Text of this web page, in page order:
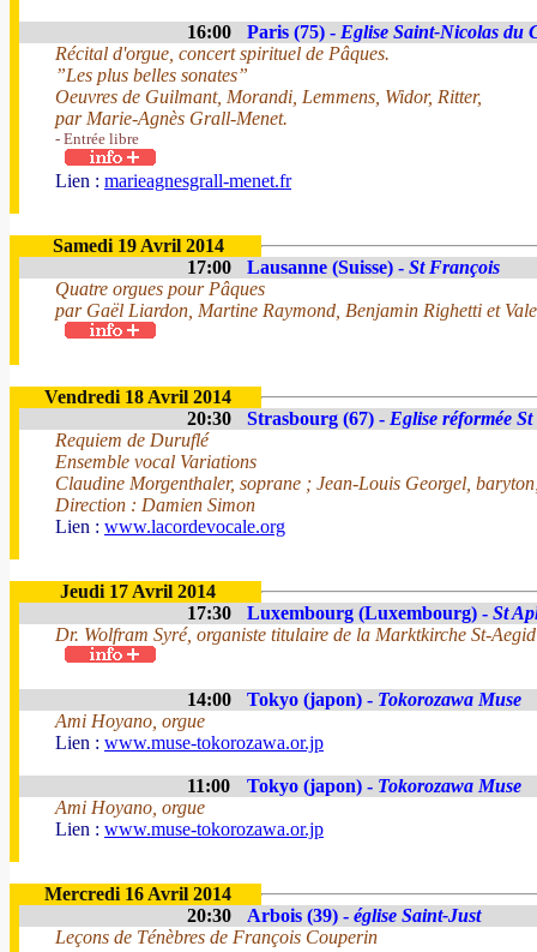
16:00 Paris (75) - Eglise Saint-Nicolas du
Récital d'orgue, concert spirituel de Pâques.
”Les plus belles sonates”
Oeuvres de Guilmant, Morandi, Lemmens, Widor, Ritter,
par Marie-Agnès Grall-Menet.
- Entrée libre
Lien : marieagnesgrall-menet.fr
Samedi 19 Avril 2014
17:00
Lausanne (Suisse) - St François
Quatre orgues pour Pâques
par Gaël Liardon, Martine Raymond, Benjamin Righetti et
Vendredi 18 Avril 2014
20:30
Strasbourg (67) - Eglise réformée
Requiem de Duruflé
Ensemble vocal Variations
Claudine Morgenthaler, soprane ; Jean-Louis Georgel,
Direction : Damien Simon
Lien : www.lacordevocale.org
Jeudi 17 Avril 2014
17:30
Luxembourg (Luxembourg) - St
Dr. Wolfram Syré, organiste titulaire de la Marktkirche St-
14:00 Tokyo (japon) - Tokorozawa Muse
Ami Hoyano, orgue
Lien : www.muse-tokorozawa.or.jp
11:00 Tokyo (japon) - Tokorozawa Muse
Ami Hoyano, orgue
Lien : www.muse-tokorozawa.or.jp
Mercredi 16 Avril 2014
20:30
Arbois (39) - église Saint-Just
Leçons de Ténèbres de François Couperin